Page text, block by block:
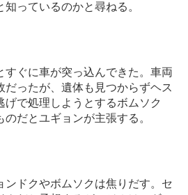
っているのかと尋ねる。
すぐに車が突っ込んできた。車両
だったが、遺体も見つからずヘス
げで処理しようとするボムソク
だとユギョンが主張する。
ンドクやボムソクは焦りだす。セ